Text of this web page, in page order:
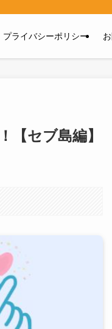
プライバシーポリシー
【セブ島編】